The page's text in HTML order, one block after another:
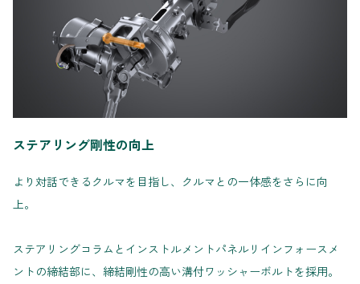
ステアリング剛性の向上
より対話できるクルマを目指し、クルマとの一体感をさらに向
上。
ステアリングコラムとインストルメントパネルリインフォースメ
ントの締結部に、締結剛性の高い溝付ワッシャーボルトを採用。